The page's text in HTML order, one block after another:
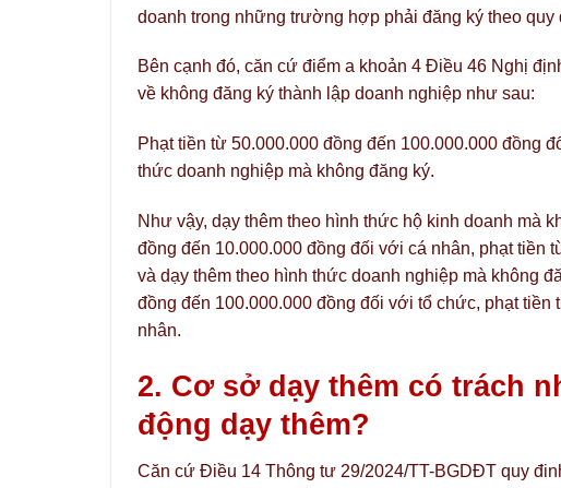
doanh trong những trường hợp phải đăng ký theo quy
Bên cạnh đó, căn cứ điểm a khoản 4 Điều 46 Nghị
về không đăng ký thành lập doanh nghiệp như sau:
Phạt tiền từ 50.000.000 đồng đến 100.000.000 đồng
thức doanh nghiệp mà không đăng ký.
Như vậy, dạy thêm theo hình thức hộ kinh doanh mà
đồng đến 10.000.000 đồng đối với cá nhân, phạt tiền
và dạy thêm theo hình thức doanh nghiệp mà không
đồng đến 100.000.000 đồng đối với tổ chức, phạt
nhân.
2. Cơ sở dạy thêm có trách
động dạy thêm?
Căn cứ Điều 14 Thông tư 29/2024/TT-BGDĐT quy